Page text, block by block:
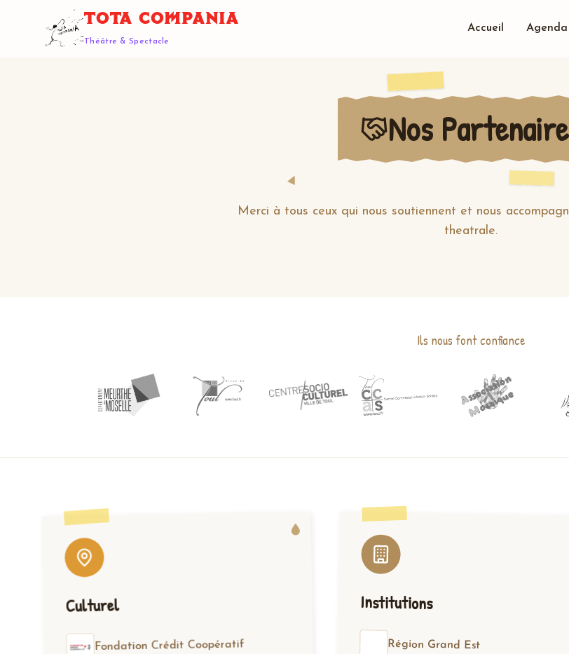
TOTA COMPANIA
Théâtre & Spectacle
Accueil Agenda
Nos
Merci à tous ceux qui nous soutiennent et nous
theatrale.
Ils nous font confiance
Culturel
Fondation Crédit Coopératif
Institutions
Région Grand Est